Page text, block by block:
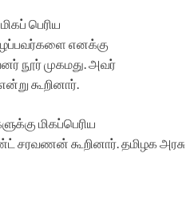
மிகப் பெரிய
எனக்கு
நூர்முகமது.அவர்
கூறினார்.
மிகப்பெரிய
சரவணன் கூறினார்.தமிழகஅரசு